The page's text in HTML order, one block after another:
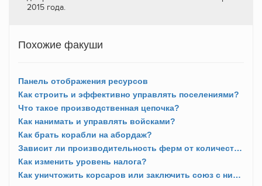
2015 года.
Похожие факуши
Панель отображения ресурсов
Как строить и эффективно управлять поселениями?
Что такое производственная цепочка?
Как нанимать и управлять войсками?
Как брать корабли на абордаж?
Зависит ли производительность ферм от количества полей?
Как изменить уровень налога?
Как уничтожить корсаров или заключить союз с ними?